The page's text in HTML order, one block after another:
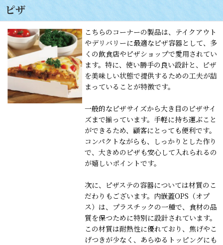
ピザ
こちらのコーナーの製品は、テイクアウト
やデリバリーに最適なピザ容器として、多
くの飲食店やピザショップで愛用されてい
ます。特に、使い勝手の良い設計と、ピザ
を美味しい状態で提供するための工夫が詰
まっていることが特徴です。
一般的なピザサイズから大き目のピザサイ
ズまで揃っています。手軽に持ち運ぶこと
ができるため、顧客にとっても便利です。
コンパクトながらも、しっかりとした作り
で、大きめのピザも安心して入れられるの
が嬉しいポイントです。
次に、ピザステの容器については材質のこ
だわりもございます。内嵌蓋OPS（オプ
ス）は、プラスチックの一種で、食材の品
質を保つために特別に設計されています。
この材質は耐熱性に優れており、焦げやこ
げつきが少なく、あらゆるトッピングにも